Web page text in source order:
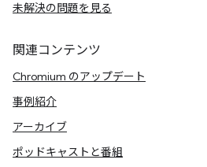
未解決の問題を見る
関連コンテンツ
Chromium のアップデート
事例紹介
アーカイブ
ポッドキャストと番組